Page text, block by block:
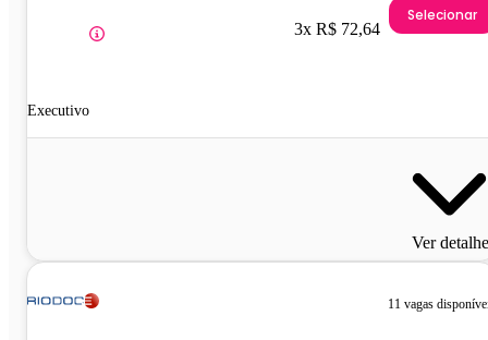
Executivo
3x R$ 72,64
Selecionar
Ver
11 vagas